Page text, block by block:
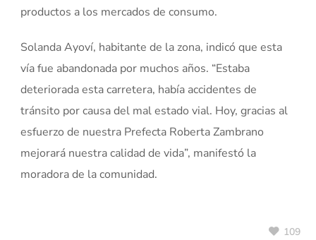
productos a los mercados de consumo.
Solanda Ayoví, habitante de la zona, indicó que esta
vía fue abandonada por muchos años. “Estaba
deteriorada esta carretera, había accidentes de
tránsito por causa del mal estado vial. Hoy, gracias al
esfuerzo de nuestra Prefecta Roberta Zambrano
mejorará nuestra calidad de vida”, manifestó la
moradora de la comunidad.
109